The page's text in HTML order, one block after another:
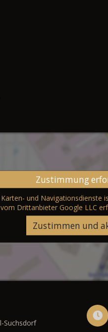
Zustimmung
und Navigationsdienste
Drittanbieter Google LLC
Zustimmen und
Suchsdorf